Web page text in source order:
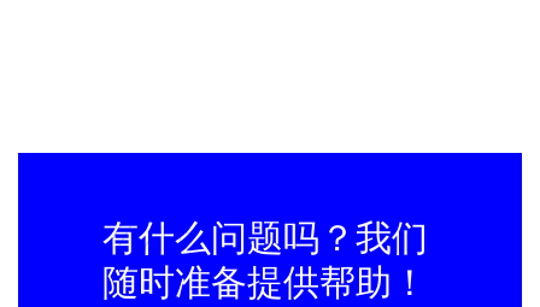
有什么问题吗？我们
随时准备提供帮助！